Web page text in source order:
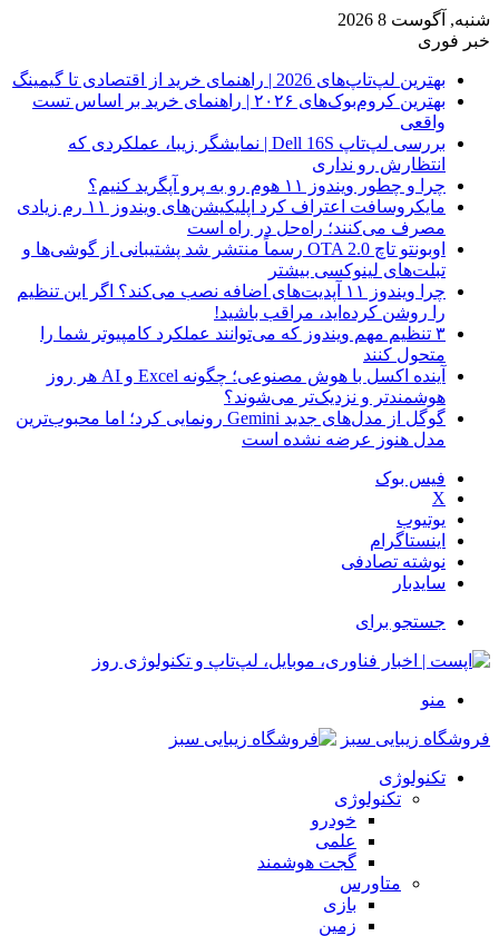
شنبه, آگوست 8 2026
خبر فوری
بهترین لپ‌تاپ‌های 2026 | راهنمای خرید از اقتصادی تا گیمینگ
بهترین کروم‌بوک‌های ۲۰۲۶ | راهنمای خرید بر اساس تست
واقعی
بررسی لپ‌تاپ Dell 16S | نمایشگر زیبا، عملکردی که
انتظارش رو نداری
چرا و چطور ویندوز ۱۱ هوم رو به پرو آپگرید کنیم؟
مایکروسافت اعتراف کرد اپلیکیشن‌های ویندوز ۱۱ رم زیادی
مصرف می‌کنند؛ راه‌حل در راه است
اوبونتو تاچ OTA 2.0 رسماً منتشر شد پشتیبانی از گوشی‌ها و
تبلت‌های لینوکسی بیشتر
چرا ویندوز ۱۱ آپدیت‌های اضافه نصب می‌کند؟ اگر این تنظیم
را روشن کرده‌اید، مراقب باشید!
۳ تنظیم مهم ویندوز که می‌توانند عملکرد کامپیوتر شما را
متحول کنند
آینده اکسل با هوش مصنوعی؛ چگونه Excel و AI هر روز
هوشمندتر و نزدیک‌تر می‌شوند؟
گوگل از مدل‌های جدید Gemini رونمایی کرد؛ اما محبوب‌ترین
مدل هنوز عرضه نشده است
فیس بوک
X
یوتیوب
اینستاگرام
نوشته تصادفی
سایدبار
جستجو برای
منو
فروشگاه زیبایی سبز
تکنولوژی
تکنولوژی
خودرو
علمی
گجت هوشمند
متاورس
بازی
زمین